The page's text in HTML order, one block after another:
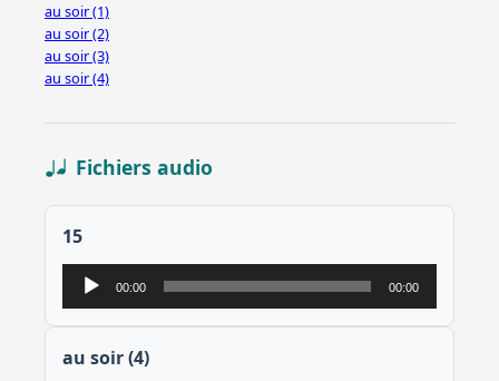
au soir (1)
au soir (2)
au soir (3)
au soir (4)
Fichiers audio
15
Lecteur
audio
00:00 00:00
au soir (4)